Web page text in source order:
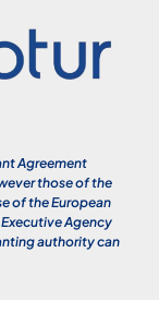
those of the
of the European
Agency
authority can